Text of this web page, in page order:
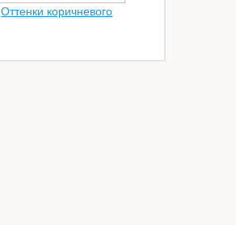
Оттенки коричневого